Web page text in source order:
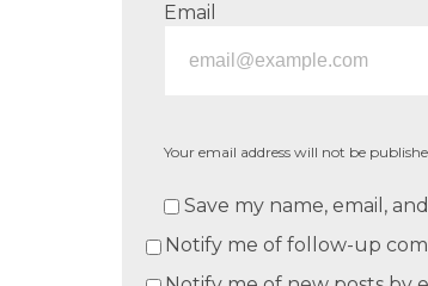
Email
Your email address will not be
Save my name, email,
Notify me of follow-up